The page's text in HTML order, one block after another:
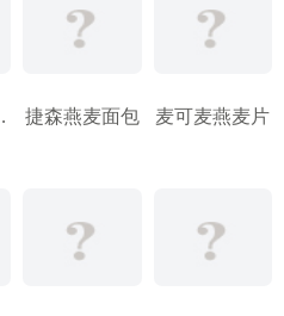
片 捷森燕麦面包 麦可麦燕麦片